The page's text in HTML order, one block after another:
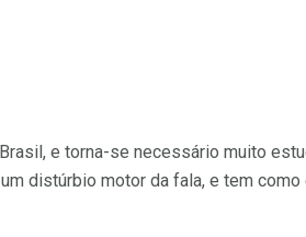
e torna-se necessário muito
distúrbio motor da fala, e tem